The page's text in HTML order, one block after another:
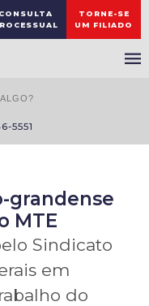
CONSULTA
TORNE-SE
UM FILIADO
5551
grandense
MTE
Sindicato
em
do